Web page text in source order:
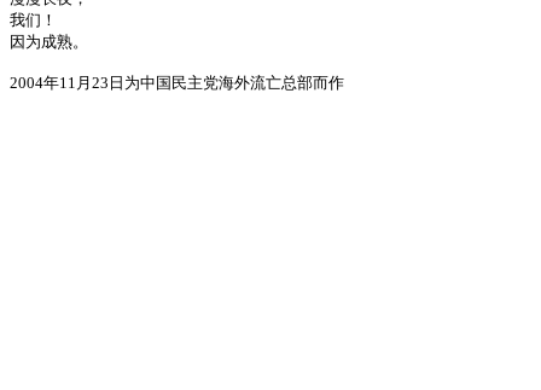
我们！
因为成熟。
2004年11月23日为中国民主党海外流亡总部而作